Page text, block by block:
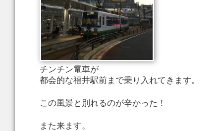
チンチン電車が
都会的な福井駅前まで乗り入れてきます。
この風景と別れるのが辛かった！
また来ます。